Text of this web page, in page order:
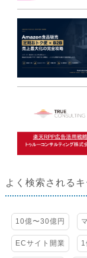
よく検索される
10億〜30億円
ECサイト開業 1